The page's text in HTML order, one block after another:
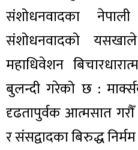
संशोधनवादका
संशोधनवादको
महाधिवेशन
बुलन्दी गरेको छ :
दृढतापुर्वक आत्मसात
र संसद्वादका बिरुद्ध